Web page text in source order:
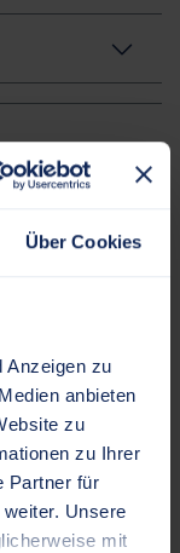
Über Cookies
Anzeigen zu
anbieten
zu
zu Ihrer
Partner für
Unsere
mit